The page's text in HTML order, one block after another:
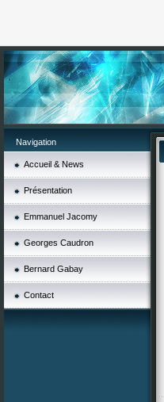
Navigation
Accueil & News
Présentation
Emmanuel Jacomy
Georges Caudron
Bernard Gabay
Contact